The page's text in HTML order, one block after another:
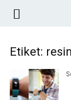
Etiket: